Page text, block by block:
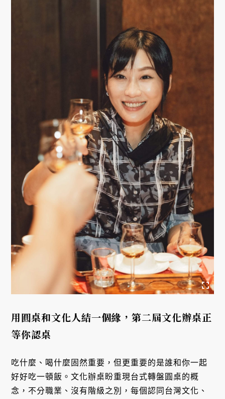
用圓桌和文化人結一個緣，第二屆文化辦桌正
等你認桌
吃什麼、喝什麼固然重要，但更重要的是誰和你一起
好好吃一頓飯。文化辦桌盼重現台式轉盤圓桌的概
念，不分職業、沒有階級之別，每個認同台灣文化、